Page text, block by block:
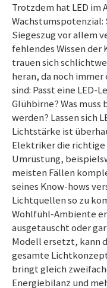
Trotzdem hat LED im
Siegeszug vor allem
fehlendes Wissen der
trauen sich
heran, da noch
sind: Passt eine LED-
Glühbirne? Was
werden? Lassen sich
Lichtstärke ist
Elektriker die richtige
Umrüstung,
meisten Fällen
seines Know-hows
Lichtquellen so zu
Wohlfühl-Ambiente
ausgetauscht oder
Modell ersetzt, kann
gesamte
bringt gleich
Energiebilanz und